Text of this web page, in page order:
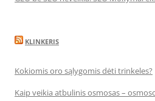
KLINKERIS
Kokiomis oro sąlygomis dėti trinkeles?
Kaip veikia atbulinis osmosas –